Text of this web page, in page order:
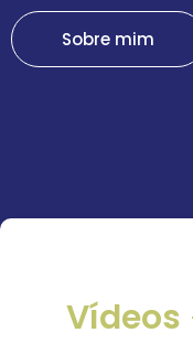
Sobre mim
Vídeos